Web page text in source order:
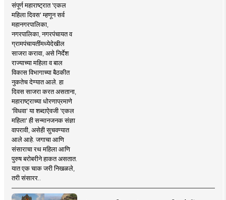
संपूर्ण महाराष्ट्रात 'एकल
महिला दिवस' म्हणून सर्व
महानगरपालिका,
नगरपालिका, नगरपंचायत व
ग्रामपंचायतींमध्येदेखील
साजरा करावा, असे निर्देश
राज्याच्या महिला व बाल
विकास विभागाच्या बैठकीत
नुकतेच देण्यात आले. हा
दिवस साजरा करत असताना,
महाराष्ट्राच्या धोरणाप्रमाणे
'विधवा' या शब्दाऐवजी 'एकल
महिला' ही सन्मानजनक संज्ञा
वापरावी, असेही सुचवण्यात
आले आहे. जगाचा आणि
संसाराचा रथ महिला आणि
पुरुष बरोबरीने हाकत असतात.
यात एक चाक जरी निखळले,
तरी संसारर..